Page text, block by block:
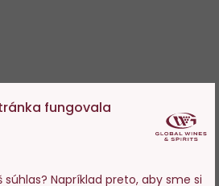
fungovala
Napríklad preto, aby sme si